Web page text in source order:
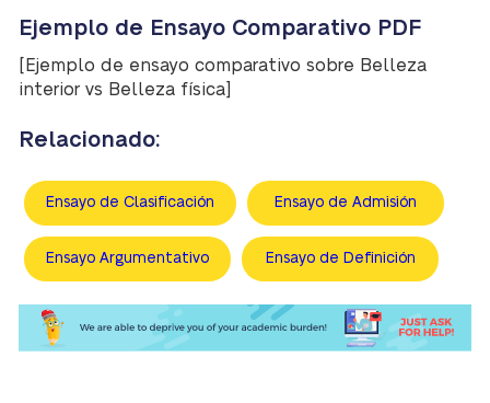
Ejemplo de Ensayo Comparativo PDF
[Ejemplo de ensayo comparativo sobre Belleza
interior vs Belleza física]
Relacionado:
Ensayo de Clasificación Ensayo de Admisión
Ensayo Argumentativo Ensayo de Definición